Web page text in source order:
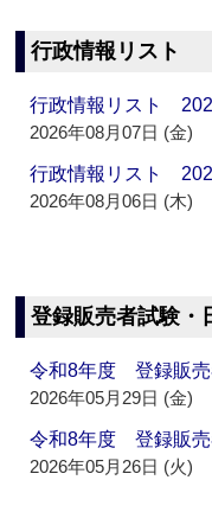
行政情報リスト
行政情報リスト
2026年08月07日 (金)
行政情報リスト
2026年08月06日 (木)
登録販売者試験・
令和8年度 登録販
2026年05月29日 (金)
令和8年度 登録販
2026年05月26日 (火)